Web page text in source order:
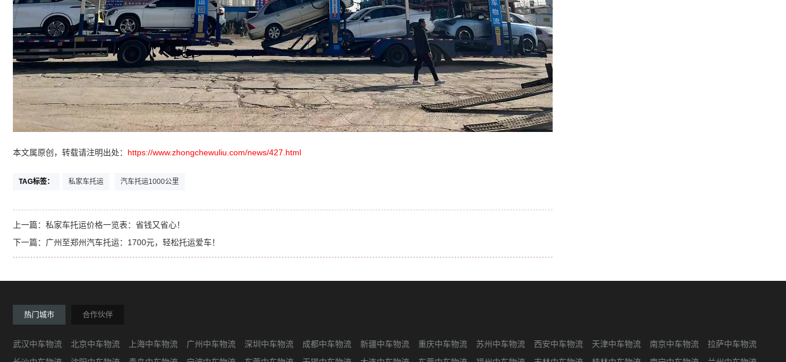
本文属原创，转载请注明出处： https://www.zhongchewuliu.com/news/427.html
TAG标签： 私家车托运 汽车托运1000公里
上一篇： 私家车托运价格一览表：省钱又省心！
下一篇： 广州至郑州汽车托运：1700元，轻松托运爱车！
热门城市 合作伙伴
武汉中车物流 北京中车物流 上海中车物流 广州中车物流 深圳中车物流 成都中车物流 新疆中车物流 重庆中车物流 苏州中车物流 西安中车物流 天津中车物流 南京中车物流
拉萨中车物流